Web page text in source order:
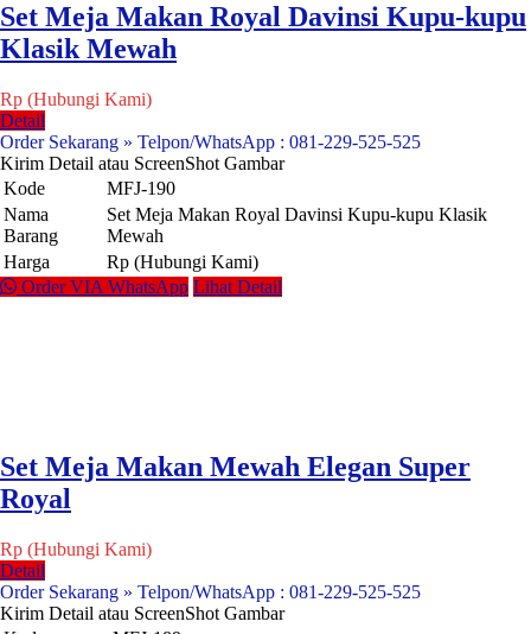
Set Meja Makan Royal Davinsi Kupu-kupu
Klasik Mewah
Rp (Hubungi Kami)
Detail
Order Sekarang » Telpon/WhatsApp : 081-229-525-525
Kirim Detail atau ScreenShot Gambar
Kode
MFJ-190
Nama
Barang
Set Meja Makan Royal Davinsi Kupu-kupu Klasik
Mewah
Harga
Rp (Hubungi Kami)
Order VIA WhatsApp Lihat Detail
Set Meja Makan Mewah Elegan Super
Royal
Rp (Hubungi Kami)
Detail
Order Sekarang » Telpon/WhatsApp : 081-229-525-525
Kirim Detail atau ScreenShot Gambar